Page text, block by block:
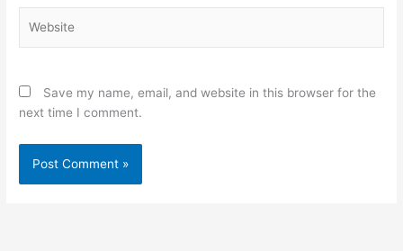
Save my name, email, and website in this browser for the
next time I comment.